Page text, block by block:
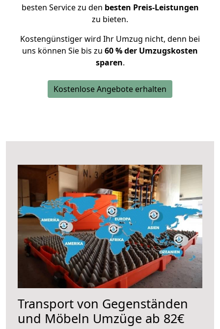
besten Service zu den besten Preis-Leistungen
zu bieten.
Kostengünstiger wird Ihr Umzug nicht, denn bei
uns können Sie bis zu 60 % der Umzugskosten
sparen.
Kostenlose Angebote erhalten
Transport von Gegenständen
und Möbeln Umzüge ab 82€